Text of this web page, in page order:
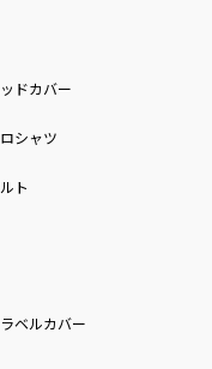
ドカバー
シャツ
ト
ベルカバー